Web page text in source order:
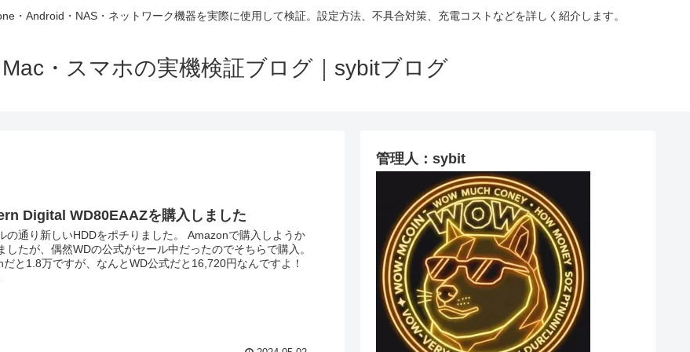
・Android・NAS・ネットワーク機器を実際に使用して検証。設定方法、不具合対策、充電コストなどを詳しく紹介します。
・スマホの実機検証ブログ｜sybitブログ
Digital WD80EAAZを購入しました
の通り新しいHDDをポチりました。 Amazonで購入しようか
したが、偶然WDの公式がセール中だったのでそちらで購入。
だと1.8万ですが、なんとWD公式だと16,720円なんですよ！
管理人：sybit